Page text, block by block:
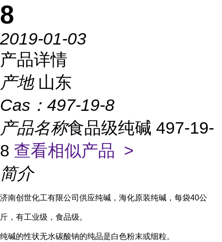
8
2019-01-03
产品详情
产地 山东
Cas： 497-19-8
产品名称食品级纯碱 497-19-
8 查看相似产品 >
简介
济南创世化工有限公司供应纯碱，海化原装纯碱，每袋40公
斤，有工业级，食品级。
纯碱的性状无水碳酸钠的纯品是白色粉末或细粒。